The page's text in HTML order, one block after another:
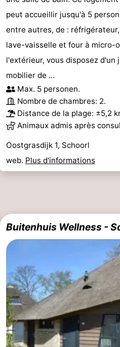
peut accueillir jusqu'à 5
entre autres, de :
lave-vaisselle et four à micro-
l'extérieur, vous disposez
mobilier de ...
Max. 5 personen.
Nombre de chambres: 2.
Distance de la plage: ±5,2
Animaux admis après
Oostgrasdijk 1, Schoorl
web. Plus d'informations
Buitenhuis Wellness -